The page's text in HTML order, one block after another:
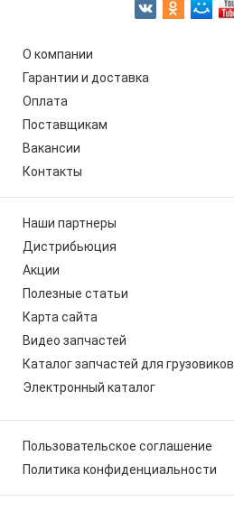
О компании
Гарантии и доставка
Оплата
Поставщикам
Вакансии
Контакты
Наши партнеры
Дистрибьюция
Акции
Полезные статьи
Карта сайта
Видео запчастей
Каталог запчастей для грузовиков
Электронный каталог
Пользовательское соглашение
Политика конфиденциальности